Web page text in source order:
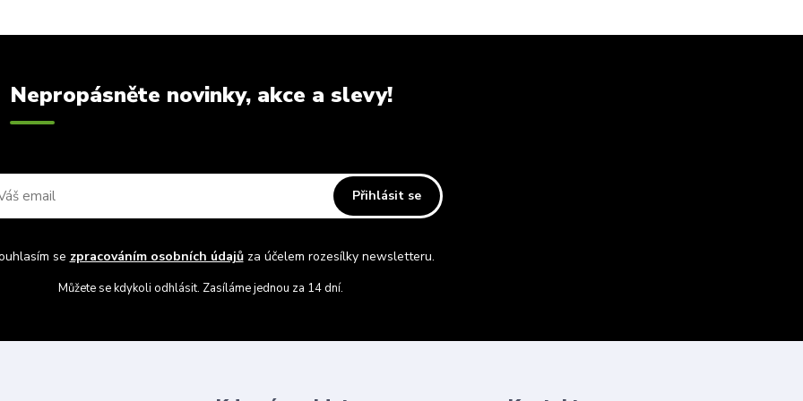
Nepropásněte novinky, akce a slevy!
Přihlásit se
se zpracováním osobních údajůza účelem rozesílky newsletteru.
Můžete se kdykoli odhlásit. Zasíláme jednou za 14 dní.